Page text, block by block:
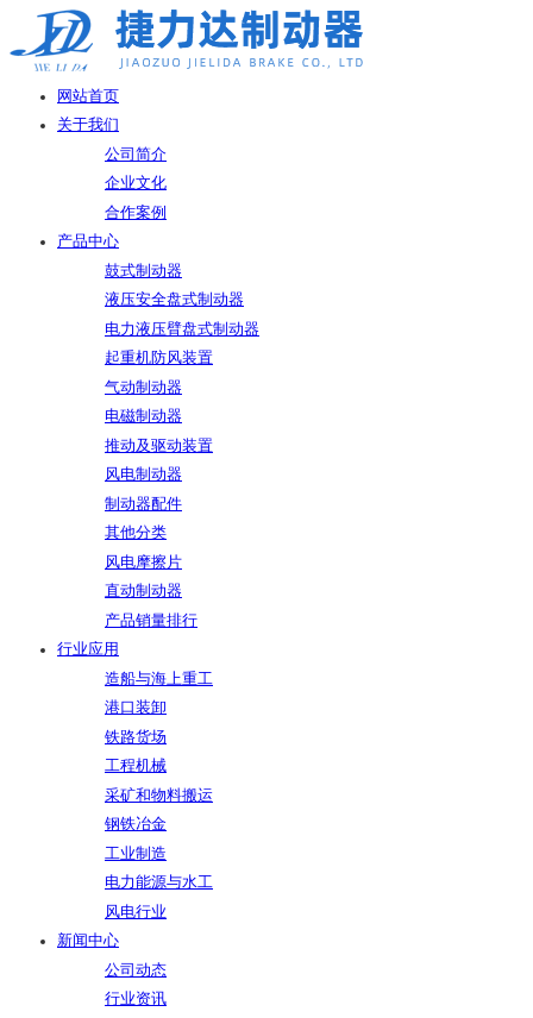
网站首页
关于我们
公司简介
企业文化
合作案例
产品中心
鼓式制动器
液压安全盘式制动器
电力液压臂盘式制动器
起重机防风装置
气动制动器
电磁制动器
推动及驱动装置
风电制动器
制动器配件
其他分类
风电摩擦片
直动制动器
产品销量排行
行业应用
造船与海上重工
港口装卸
铁路货场
工程机械
采矿和物料搬运
钢铁冶金
工业制造
电力能源与水工
风电行业
新闻中心
公司动态
行业资讯